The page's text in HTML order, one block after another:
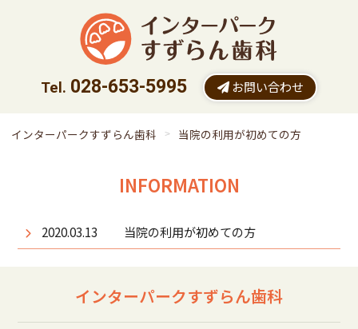
028-653-5995 お問い合わせ
インターパークすずらん歯科 当院の利用が初めての方
INFORMATION
2020.03.13 当院の利用が初めての方
インターパークすずらん歯科